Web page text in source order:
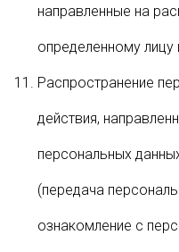
направленные на
определенному лицу
Распространение
действия,
персональных
(передача
ознакомление с